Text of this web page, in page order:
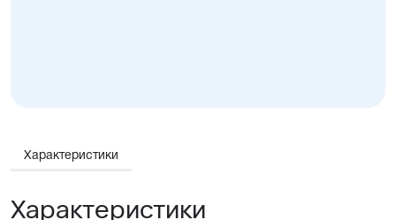
Характеристики
Характеристики